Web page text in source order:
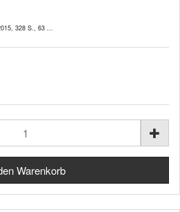
328 S., 63 ...